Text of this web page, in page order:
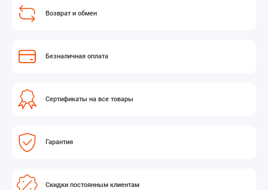
Возврат и обмен
Безналичная оплата
Сертификаты на все товары
Гарантия
Скидки постоянным клиентам